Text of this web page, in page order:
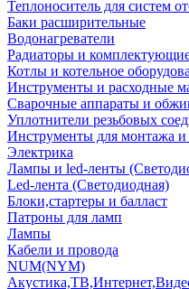
Теплоноситель для систем
Баки расширительные
Водонагреватели
Радиаторы и
Котлы и котельное
Инструменты и расходные
Сварочные аппараты и
Уплотнители резьбовых
Инструменты для монтажа и
Электрика
Лампы и led-ленты
Led-лента (Светодиодная)
Блоки,стартеры и балласт
Патроны для ламп
Лампы
Кабели и провода
NUM(NYM)